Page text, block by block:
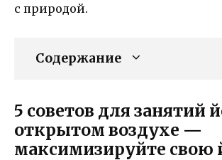
с природой.
Содержание
5 советов для занятий
открытом воздухе —
максимизируйте свою